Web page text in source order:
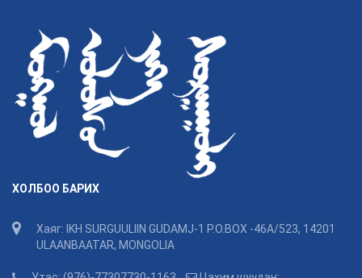
ХОЛБОО БАРИХ
Хаяг: IKH SURGUULIIN GUDAMJ-1 P.O.BOX -46A/523, 14201
ULAANBAATAR, MONGOLIA